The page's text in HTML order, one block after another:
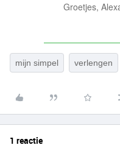
Groetjes,
mijn simpel verlengen
1 reactie